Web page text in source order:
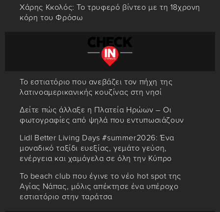
Χάρης Κκολός: Το τρυφερό βίντεο με τη 18χρονη
κόρη του Φρόσω
Το εστιατόριο που ανεβάζει τον πήχη της
λατινοαμερικανικής κουζίνας στη νησί
Δείτε πώς άλλαξε η Πλατεία Ηρώων – Οι
φωτογραφίες από ψηλά που εντυπωσιάζουν
Lidl Better Living Days #summer2026: Ένα
μοναδικό ταξίδι ευεξίας, γεμάτο γεύση,
ενέργεια και χαμόγελα σε όλη την Κύπρο
Το beach club που έγινε το νέο hot spot της
Αγίας Νάπας, μόλις απέκτησε ένα υπέροχο
εστιατόριο στην ταράτσα